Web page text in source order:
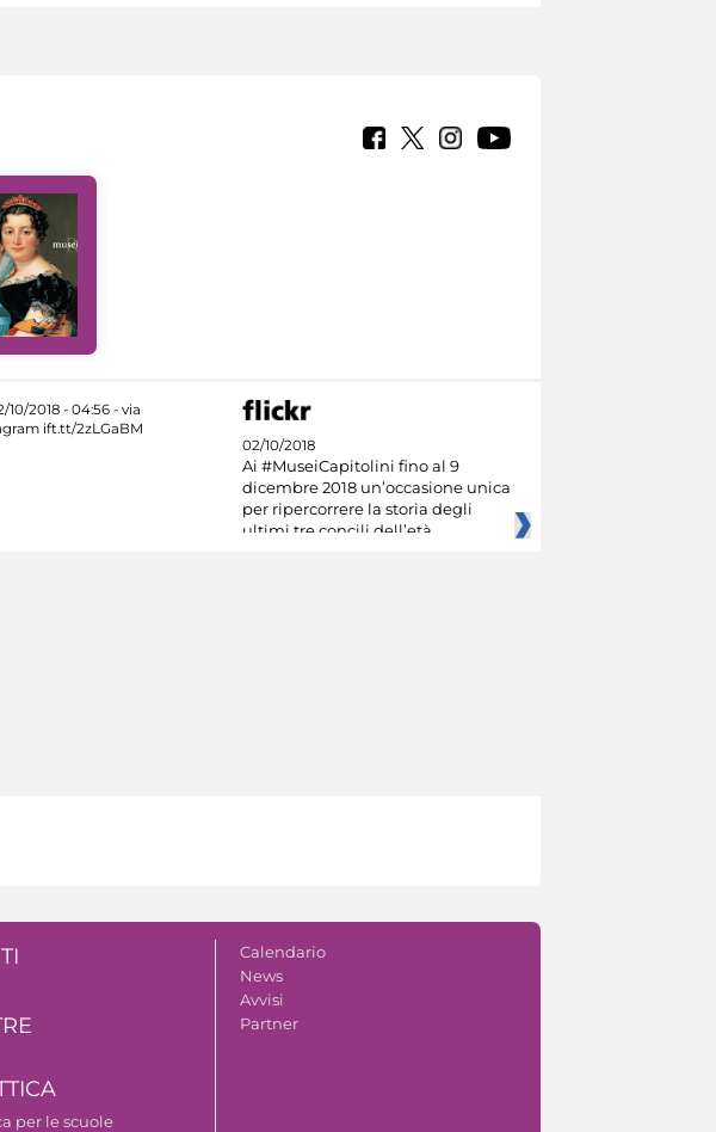
02/10/2018
Ai #MuseiCapitolini fino al 9
dicembre 2018 un’occasione unica
per ripercorrere la storia degli
ultimi tre concili dell’età
per le scuole
Calendario
News
Avvisi
Partner